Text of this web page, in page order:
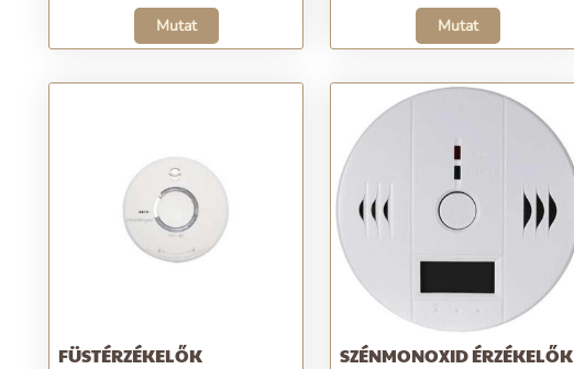
Mutat Mutat
FÜSTÉRZÉKELŐK SZÉNMONOXID ÉRZÉKELŐK